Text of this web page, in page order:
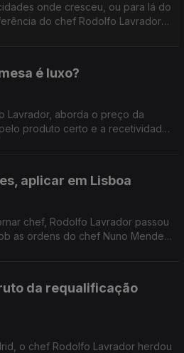
onde cresceu, ou para lá do
do chef Rodolfo Lavrador
é luxo?
Lavrador, aborda o preço da
produto certo e a recetividade
aplicar em Lisboa
chef, Rodolfo Lavrador passou
as ordens do chef Nuno Mendes.
da requalificação
o chef Rodolfo Lavrador herdou